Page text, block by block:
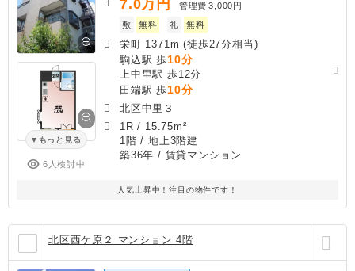
もっと見る
6人検討中
7.0万円 管理費 3,000円
敷
無料 礼 無料
栄町 1371m (徒歩27分相当)
駒込駅 歩10分
上中里駅 歩12分
田端駅 歩10分
北区中里３
1R / 15.75m²
1階 / 地上3階建
築36年 / 賃貸マンション
人気上昇中！注目の物件です！
北区西ケ原２ マンション 4階